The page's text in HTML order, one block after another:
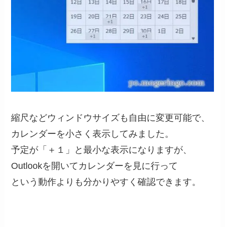
縮尺などウィンドウサイズも自由に変更可能で、
カレンダーを小さく表示してみました。
予定が「＋１」と最小な表示になりますが、
Outlookを開いてカレンダーを見に行って
という動作よりも分かりやすく確認できます。